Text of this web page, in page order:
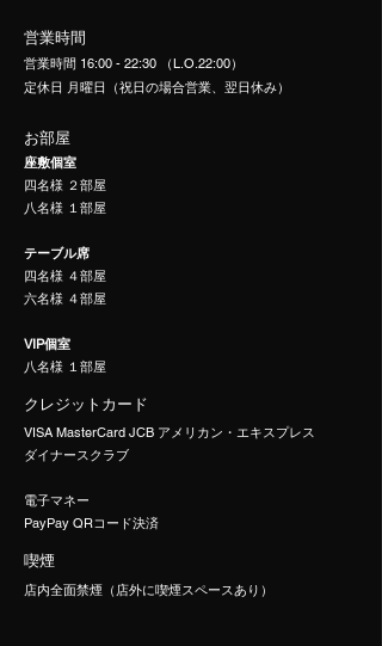
営業時間
​営業時間 16:00 - 22:30 （L.O.22:00）
​定休日 月曜日（祝日の場合営業、翌日休み）
お部屋
座敷個室
四名様 ２部屋
八名様 １部屋
テーブル席
四名様 ４部屋
​六名様 ４部屋
VIP個室
​八名様 １部屋
​クレジットカード
VISA MasterCard JCB アメリカン・エキスプレス
ダイナースクラブ
電子マネー
PayPay QRコード決済
​喫煙
​店内全面禁煙（店外に喫煙スペースあり）